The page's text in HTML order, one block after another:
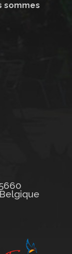
sommes